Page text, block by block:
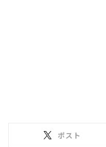
ポスト